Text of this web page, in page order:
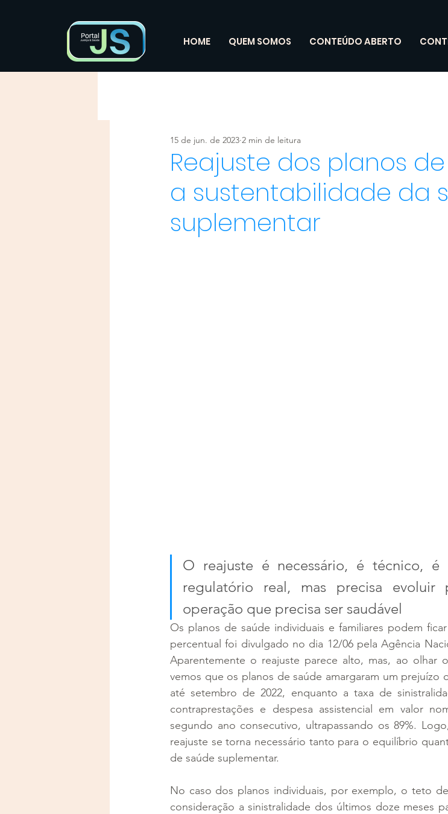
HOME QUEM SOMOS CONTEÚDO ABERTO
Reajuste dos planos
a sustentabilidade da
suplementar
15 de jun. de 2023 2 min de leitura
O reajuste é necessário, é técnico,
regulatório real, mas precisa evoluir
operação que precisa ser saudável
Os planos de saúde individuais e familiares podem
percentual foi divulgado no dia 12/06 pela Agência
Aparentemente o reajuste parece alto, mas, ao olhar
vemos que os planos de saúde amargaram um prejuízo
até setembro de 2022, enquanto a taxa de
contraprestações e despesa assistencial em valor
segundo ano consecutivo, ultrapassando os 89%.
reajuste se torna necessário tanto para o equilíbrio
de saúde suplementar.
No caso dos planos individuais, por exemplo, o teto
consideração a sinistralidade dos últimos doze meses